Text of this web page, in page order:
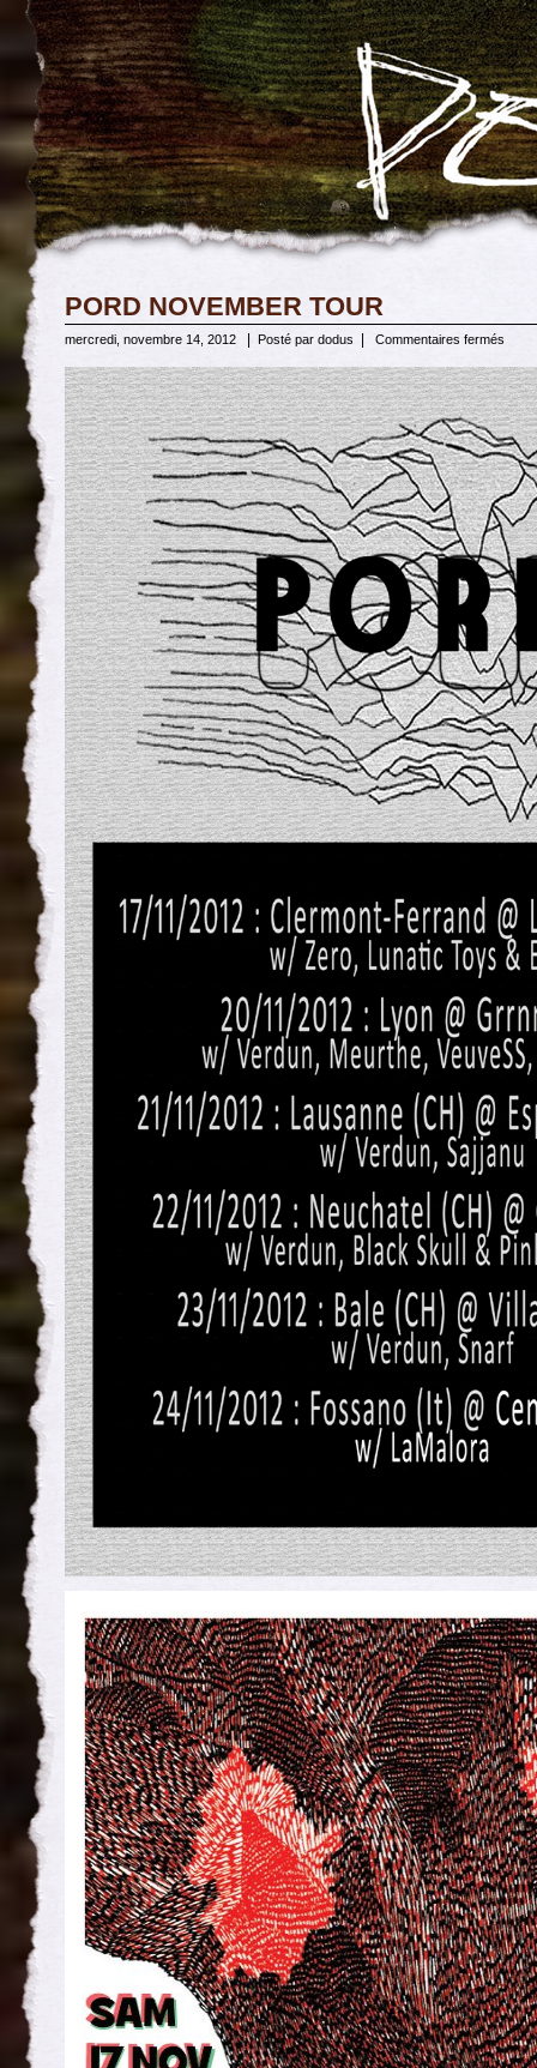
PORD NOVEMBER TOUR
mercredi, novembre 14, 2012 Posté par dodus Commentaires fermés